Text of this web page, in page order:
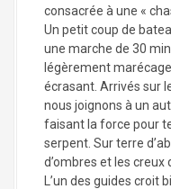
consacrée à une «
Un petit coup de
une marche de 30
légèrement
écrasant. Arrivés sur
nous joignons à un
faisant la force pour
serpent. Sur terre
d’ombres et les creux
L’un des guides croit